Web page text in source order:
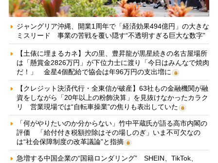
ジャングリア沖縄、開業1周年で「経済効果494億円」の大きな
ミスリード 事業の苦戦を覆い隠す“不透明すぎる巨大な数字”
【土俵に埋まるカネ】大の里、豊昇龍が黒星続きの名古屋場所
は「懸賞金2826万円」が下位力士に渡り「今日はみんなで焼肉
だ！」 金星4個配給で協会は年96万円の支出増に
【クレジット決済代行・全東信が破産】63社もの金融機関が融
資をしながら「20年以上の粉飾決算」を見抜けなかったカラク
リ 営業現場では“自転車操業”の焦りも表出していた
「何がやりたいのか分からない」竹中平蔵氏が語る高市内閣の
評価 「給付付き税額控除はその場しのぎ」いま不可欠なの
は“社会保障制度の改革議論”と指摘
急増する中国企業の“国籍ロンダリング” SHEIN、TikTok、